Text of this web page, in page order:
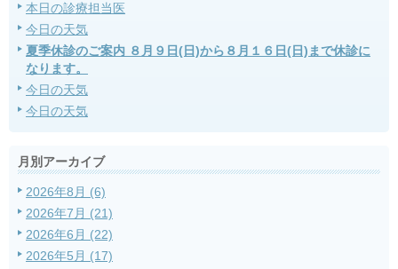
本日の診療担当医
今日の天気
夏季休診のご案内 ８月９日(日)から８月１６日(日)まで休診に
なります。
今日の天気
今日の天気
月別アーカイブ
2026年8月 (6)
2026年7月 (21)
2026年6月 (22)
2026年5月 (17)